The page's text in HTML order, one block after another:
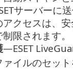
サーバーに送
アクセスは、
限されます。
—ESET
イルのセッ